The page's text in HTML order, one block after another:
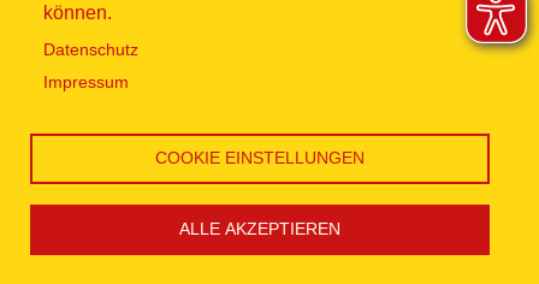
können.
Datenschutz
Impressum
COOKIE EINSTELLUNGEN
ALLE AKZEPTIEREN
Social Media